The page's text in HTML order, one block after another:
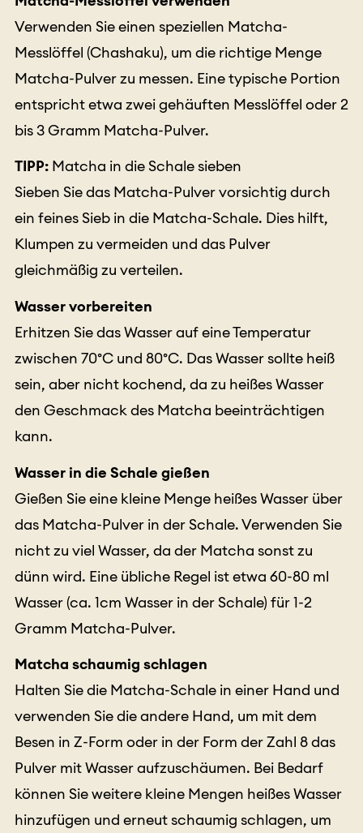
Verwenden Sie einen speziellen Matcha-
Messlöffel (Chashaku), um die richtige Menge
Matcha-Pulver zu messen. Eine typische Portion
entspricht etwa zwei gehäuften Messlöffel oder 2
bis 3 Gramm Matcha-Pulver.
TIPP:Matcha in die Schale sieben
Sieben Sie das Matcha-Pulver vorsichtig durch
ein feines Sieb in die Matcha-Schale. Dies hilft,
Klumpen zu vermeiden und das Pulver
gleichmäßig zu verteilen.
Wasser vorbereiten
Erhitzen Sie das Wasser auf eine Temperatur
zwischen 70°C und 80°C. Das Wasser sollte heiß
sein, aber nicht kochend, da zu heißes Wasser
den Geschmack des Matcha beeinträchtigen
kann.
Wasser in die Schale gießen
Gießen Sie eine kleine Menge heißes Wasser über
das Matcha-Pulver in der Schale. Verwenden Sie
nicht zu viel Wasser, da der Matcha sonst zu
dünn wird. Eine übliche Regel ist etwa 60-80 ml
Wasser (ca. 1cm Wasser in der Schale) für 1-2
Gramm Matcha-Pulver.
Matcha schaumig schlagen
Halten Sie die Matcha-Schale in einer Hand und
verwenden Sie die andere Hand, um mit dem
Besen in Z-Form oder in der Form der Zahl 8 das
Pulver mit Wasser aufzuschäumen. Bei Bedarf
können Sie weitere kleine Mengen heißes Wasser
hinzufügen und erneut schaumig schlagen, um